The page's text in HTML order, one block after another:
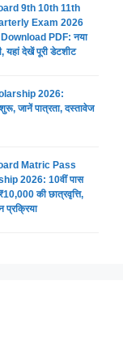
9th 10th 11th
Exam 2026
PDF: नया
यहां देखें पूरी डेटशीट
2026:
जानें पात्रता, दस्तावेज
Matric Pass
2026: 10वीं पास
की छात्रवृत्ति,
प्रक्रिया